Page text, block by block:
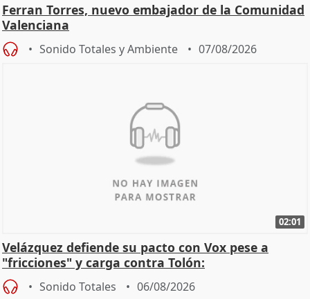
Ferran Torres, nuevo embajador de la Comunidad
Valenciana
Sonido Totales y Ambiente 07/08/2026
02:01
Velázquez defiende su pacto con Vox pese a
"fricciones" y carga contra Tolón:
Sonido Totales 06/08/2026